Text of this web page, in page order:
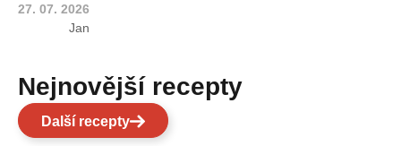
27. 07. 2026
Jan
Nejnovější recepty
Další recepty